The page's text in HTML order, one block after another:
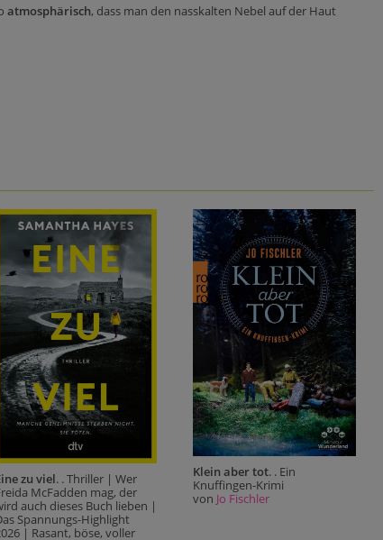
atmosphärisch, dass man den nasskalten Nebel auf der Haut
zu viel. . Thriller | Wer
McFadden mag, der
auch dieses Buch lieben |
Spannungs-Highlight
| Rasant, böse, voller
Klein aber tot. . Ein
Knuffingen-Krimi
von Jo Fischler